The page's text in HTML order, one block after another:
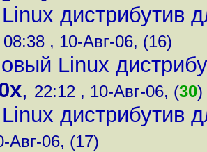
дистрибутив
08:38 , 10-Авг-06, (16)
Linux
, 22:12 , 10-Авг-06, (30)
дистрибутив
Авг-06, (17)